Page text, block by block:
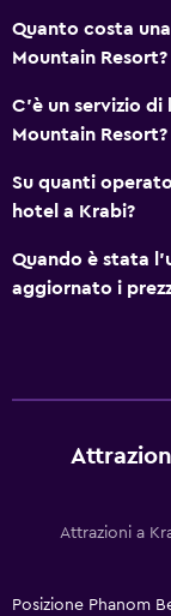
Quanto costa
Mountain Resort?
C'è un servizio di
Mountain Resort?
Su quanti
hotel a Krabi?
Quando è stata
aggiornato i
Attrazioni a
Posizione Phanom